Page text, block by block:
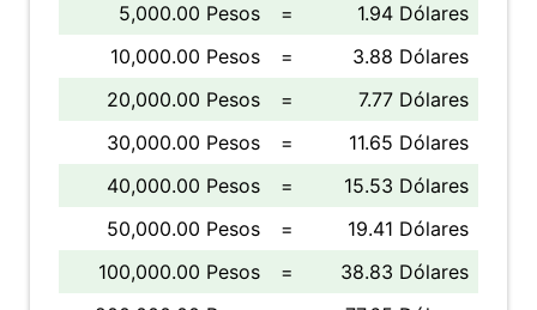
5,000.00 Pesos
=
1.94 Dólares
10,000.00 Pesos
=
3.88 Dólares
20,000.00 Pesos
=
7.77 Dólares
30,000.00 Pesos
=
11.65 Dólares
40,000.00 Pesos
=
15.53 Dólares
50,000.00 Pesos
=
19.41 Dólares
100,000.00 Pesos
=
38.83 Dólares